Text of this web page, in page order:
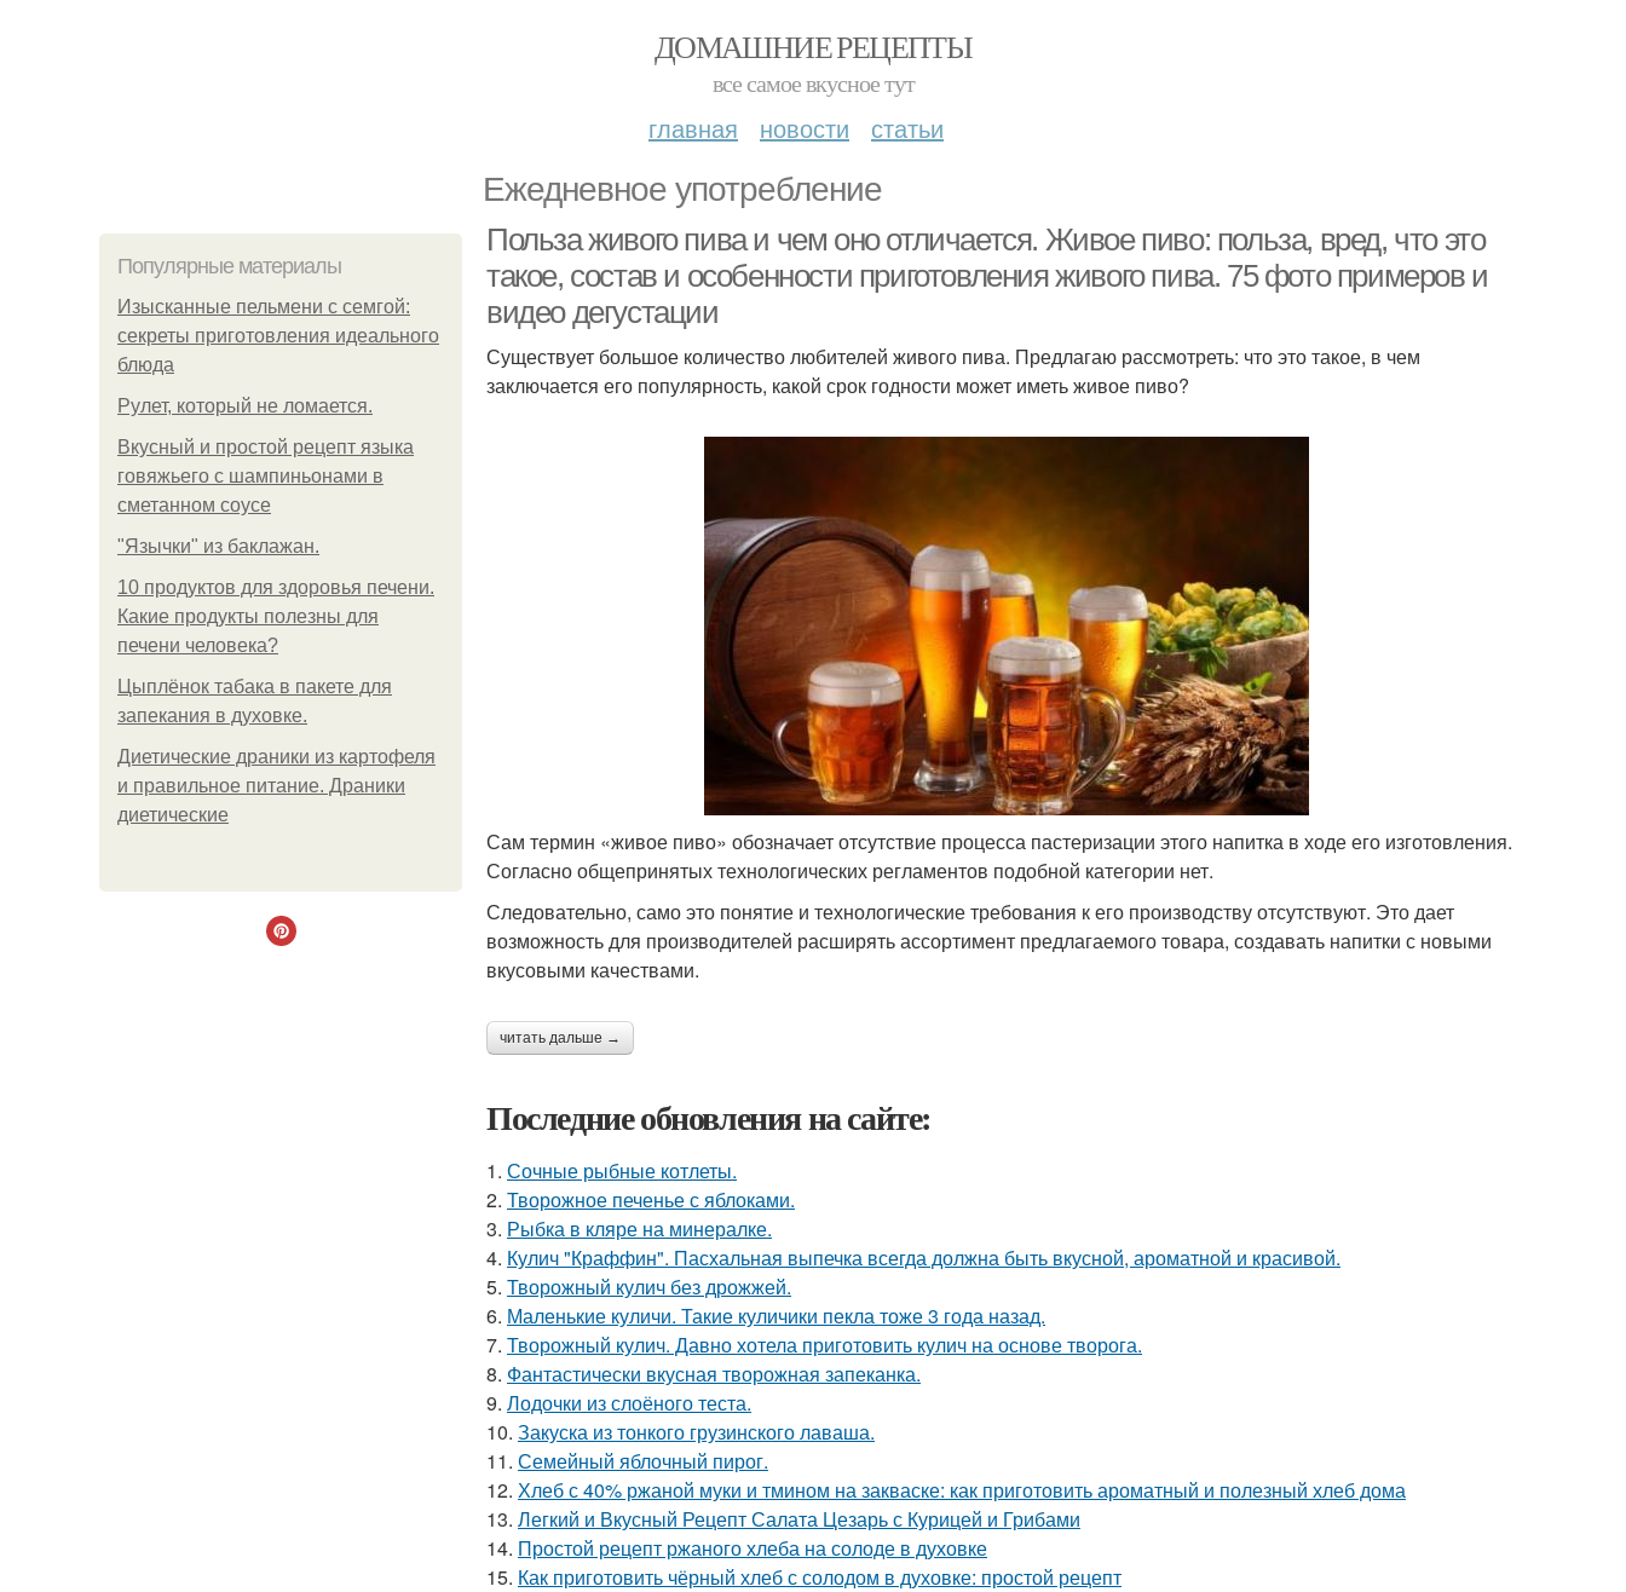
ДОМАШНИЕ РЕЦЕПТЫ
все самое вкусное тут
главная новости статьи
Ежедневное употребление
Популярные материалы
Изысканные пельмени с семгой:
секреты приготовления идеального
блюда
Рулет, который не ломается.
Вкусный и простой рецепт языка
говяжьего с шампиньонами в
сметанном соусе
"Язычки" из баклажан.
10 продуктов для здоровья печени.
Какие продукты полезны для
печени человека?
Цыплёнок табака в пакете для
запекания в духовке.
Диетические драники из картофеля
и правильное питание. Драники
диетические
Польза живого пива и чем оно отличается. Живое пиво: польза, вред, что это
такое, состав и особенности приготовления живого пива. 75 фото примеров и
видео дегустации
Существует большое количество любителей живого пива. Предлагаю рассмотреть: что это такое, в чем
заключается его популярность, какой срок годности может иметь живое пиво?
Сам термин «живое пиво» обозначает отсутствие процесса пастеризации этого напитка в ходе его изготовления.
Согласно общепринятых технологических регламентов подобной категории нет.
Следовательно, само это понятие и технологические требования к его производству отсутствуют. Это дает
возможность для производителей расширять ассортимент предлагаемого товара, создавать напитки с новыми
вкусовыми качествами.
читать дальше →
Последние обновления на сайте:
1. Сочные рыбные котлеты.
2. Творожное печенье с яблоками.
3. Рыбка в кляре на минералке.
4. Кулич "Краффин". Пасхальная выпечка всегда должна быть вкусной, ароматной и красивой.
5. Творожный кулич без дрожжей.
6. Маленькие куличи. Такие куличики пекла тоже 3 года назад.
7. Творожный кулич. Давно хотела приготовить кулич на основе творога.
8. Фантастически вкусная творожная запеканка.
9. Лодочки из слоёного теста.
10. Закуска из тонкого грузинского лаваша.
11. Семейный яблочный пирог.
12. Хлеб с 40% ржаной муки и тмином на закваске: как приготовить ароматный и полезный хлеб дома
13. Легкий и Вкусный Рецепт Салата Цезарь с Курицей и Грибами
14. Простой рецепт ржаного хлеба на солоде в духовке
15. Как приготовить чёрный хлеб с солодом в духовке: простой рецепт